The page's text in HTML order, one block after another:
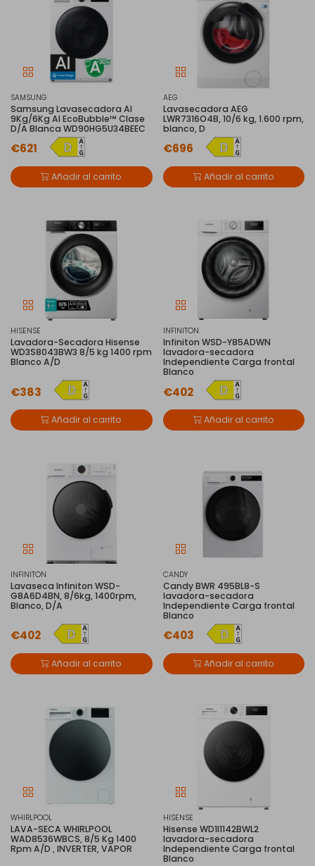
SAMSUNG
Samsung Lavasecadora AI
9Kg/6Kg AI EcoBubble™ Clase
D/A Blanca WD90HG5U34BEEC ​ ​ ​
€621
Añadir al carrito
AEG
Lavasecadora AEG
LWR7316O4B, 10/6 kg, 1.600 rpm,
blanco, D
€696
Añadir al carrito
HISENSE
Lavadora-Secadora Hisense
WD3S8043BW3 8/5 kg 1400 rpm
Blanco A/D
€383
Añadir al carrito
INFINITON
Infiniton WSD-Y85ADWN
lavadora-secadora
Independiente Carga frontal
Blanco
€402
Añadir al carrito
INFINITON
Lavaseca Infiniton WSD-
G8A6D4BN, 8/6kg, 1400rpm,
Blanco, D/A
€402
Añadir al carrito
CANDY
Candy BWR 495BL8-S
lavadora-secadora
Independiente Carga frontal
Blanco
€403
Añadir al carrito
WHIRLPOOL
LAVA-SECA WHIRLPOOL
WAD8536WBCS, 8/5 Kg 1400
Rpm A/D , INVERTER, VAPOR
HISENSE
Hisense WD1I1142BWL2
lavadora-secadora
Independiente Carga frontal
Blanco